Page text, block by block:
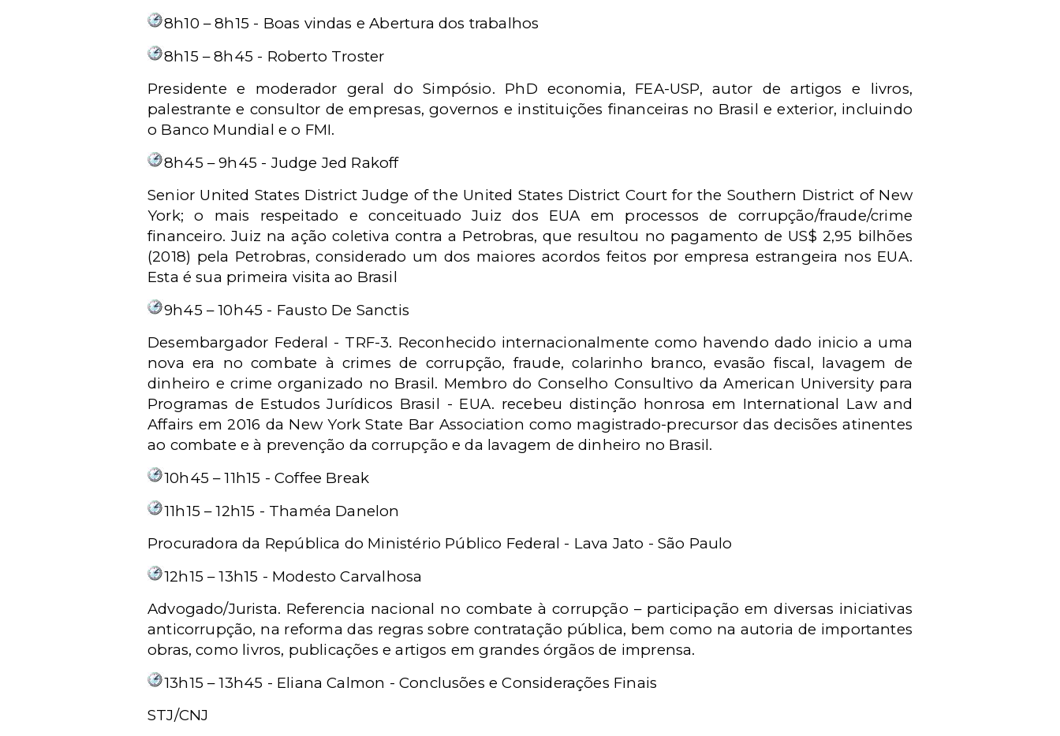
8h10 – 8h15 - Boas vindas e Abertura dos trabalhos
8h15 – 8h45 - Roberto Troster
Presidente e moderador geral do Simpósio. PhD economia, FEA-USP, autor de artigos e livros,
palestrante e consultor de empresas, governos e instituições financeiras no Brasil e exterior, incluindo
o Banco Mundial e o FMI.
8h45 – 9h45 - Judge Jed Rakoff
Senior United States District Judge of the United States District Court for the Southern District of New
York; o mais respeitado e conceituado Juiz dos EUA em processos de corrupção/fraude/crime
financeiro. Juiz na ação coletiva contra a Petrobras, que resultou no pagamento de US$ 2,95 bilhões
(2018) pela Petrobras, considerado um dos maiores acordos feitos por empresa estrangeira nos EUA.
Esta é sua primeira visita ao Brasil
9h45 – 10h45 - Fausto De Sanctis
Desembargador Federal - TRF-3. Reconhecido internacionalmente como havendo dado inicio a uma
nova era no combate à crimes de corrupção, fraude, colarinho branco, evasão fiscal, lavagem de
dinheiro e crime organizado no Brasil. Membro do Conselho Consultivo da American University para
Programas de Estudos Jurídicos Brasil - EUA. recebeu distinção honrosa em International Law and
Affairs em 2016 da New York State Bar Association como magistrado-precursor das decisões atinentes
ao combate e à prevenção da corrupção e da lavagem de dinheiro no Brasil.
10h45 – 11h15 - Coffee Break
11h15 – 12h15 - Thaméa Danelon
Procuradora da República do Ministério Público Federal - Lava Jato - São Paulo
12h15 – 13h15 - Modesto Carvalhosa
Advogado/Jurista. Referencia nacional no combate à corrupção – participação em diversas iniciativas
anticorrupção, na reforma das regras sobre contratação pública, bem como na autoria de importantes
obras, como livros, publicações e artigos em grandes órgãos de imprensa.
13h15 – 13h45 - Eliana Calmon - Conclusões e Considerações Finais
STJ/CNJ